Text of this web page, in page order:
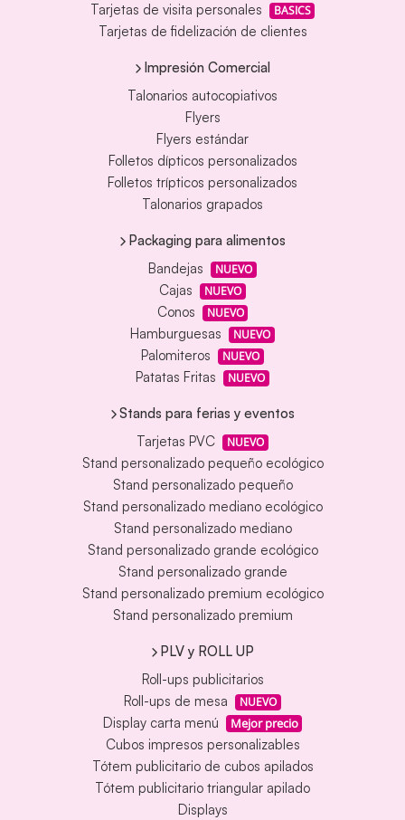
Tarjetas de visita personales BASICS
Tarjetas de fidelización de clientes
Impresión Comercial
Talonarios autocopiativos
Flyers
Flyers estándar
Folletos dípticos personalizados
Folletos trípticos personalizados
Talonarios grapados
Packaging para alimentos
Bandejas
NUEVO
Cajas NUEVO
Conos NUEVO
Hamburguesas NUEVO
Palomiteros NUEVO
Patatas Fritas NUEVO
Stands para ferias y eventos
Tarjetas PVC
NUEVO
Stand personalizado pequeño ecológico
Stand personalizado pequeño
Stand personalizado mediano ecológico
Stand personalizado mediano
Stand personalizado grande ecológico
Stand personalizado grande
Stand personalizado premium ecológico
Stand personalizado premium
PLV y ROLL UP
Roll-ups publicitarios
Roll-ups de mesa
NUEVO
Display carta menú Mejor precio
Cubos impresos personalizables
Tótem publicitario de cubos apilados
Tótem publicitario triangular apilado
Displays